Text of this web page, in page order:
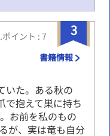
3
イント : 7
書籍情報
いた。ある秋の
で抱えて巣に持ち
お前を私のもの
が、実は竜も自分